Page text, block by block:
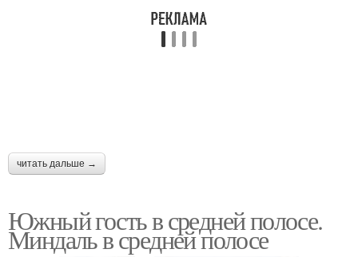
читать дальше →
Южный гость в средней полосе.
Миндаль в средней полосе